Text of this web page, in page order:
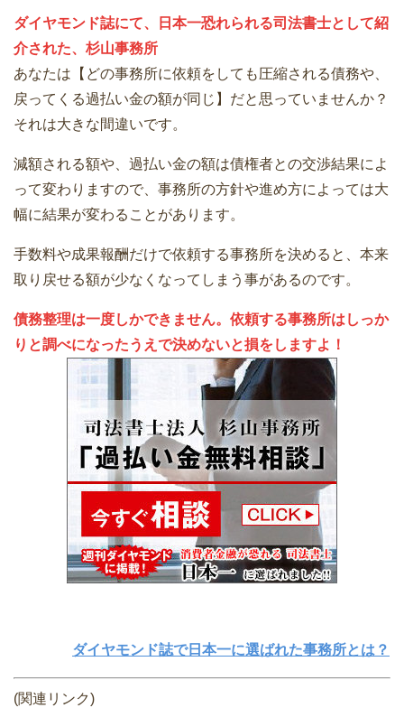
ダイヤモンド誌にて、日本一恐れられる司法書士として紹
介された、杉山事務所
あなたは【どの事務所に依頼をしても圧縮される債務や、
戻ってくる過払い金の額が同じ】だと思っていませんか？
それは大きな間違いです。
減額される額や、過払い金の額は債権者との交渉結果によ
って変わりますので、事務所の方針や進め方によっては大
幅に結果が変わることがあります。
手数料や成果報酬だけで依頼する事務所を決めると、本来
取り戻せる額が少なくなってしまう事があるのです。
債務整理は一度しかできません。依頼する事務所はしっか
りと調べになったうえで決めないと損をしますよ！
ダイヤモンド誌で日本一に選ばれた事務所とは？
(関連リンク)